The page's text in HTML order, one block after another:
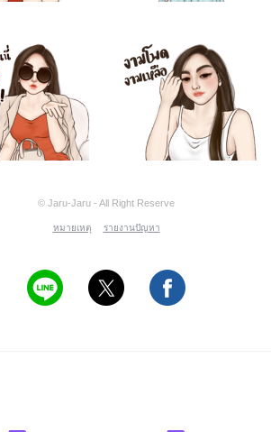
© Jaru-Jaru - All Right Reserve
หมายเหตุ รายงานปัญหา